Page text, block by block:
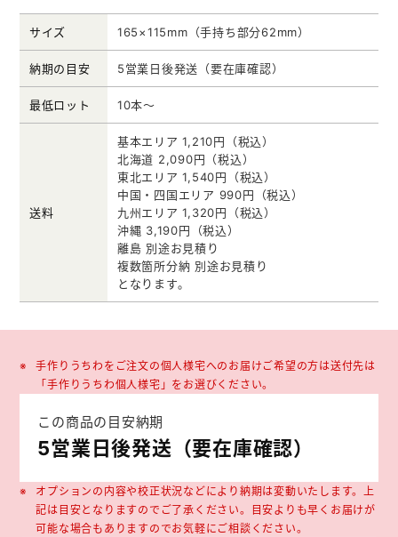
サイズ 165×115mm（手持ち部分62mm）
納期の目安 5営業日後発送（要在庫確認）
最低ロット 10本～
送料
基本エリア 1,210円（税込）
北海道 2,090円（税込）
東北エリア 1,540円（税込）
中国・四国エリア 990円（税込）
九州エリア 1,320円（税込）
沖縄 3,190円（税込）
離島 別途お見積り
複数箇所分納 別途お見積り
となります。
手作りうちわをご注文の個人様宅へのお届けご希望の方は送付先は
「手作りうちわ個人様宅」をお選びください。
この商品の目安納期
5営業日後発送（要在庫確認）
オプションの内容や校正状況などにより納期は変動いたします。上
記は目安となりますのでご了承ください。目安よりも早くお届けが
可能な場合もありますのでお気軽にご相談ください。